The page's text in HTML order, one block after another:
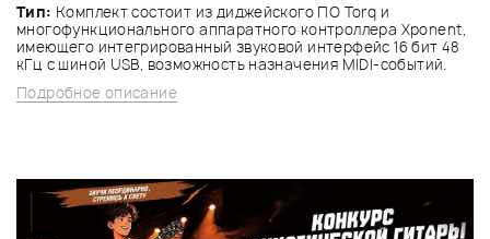
Тип: Комплект состоит из диджейского ПО Torq и
многофункционального аппаратного контроллера Xponent,
имеющего интегрированный звуковой интерфейс 16 бит 48
кГц с шиной USB, возможность назначения MIDI-событий.
Подробное описание